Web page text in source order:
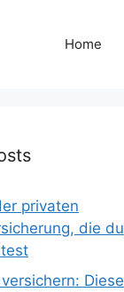
Home
privaten
die du
Diese